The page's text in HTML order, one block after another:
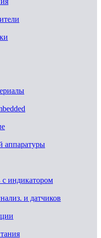
аппаратуры
с индикатором
и датчиков